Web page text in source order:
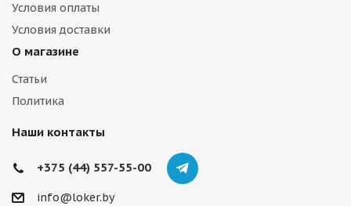
Условия оплаты
Условия доставки
О магазине
Статьи
Политика
Наши контакты
+375 (44) 557-55-00
info@loker.by